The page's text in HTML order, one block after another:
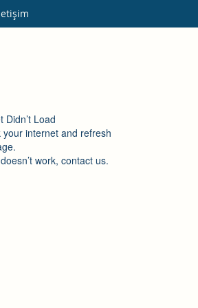
Didn’t Load
your internet and refresh
work, contact us.